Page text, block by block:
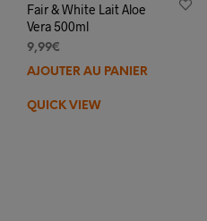
Fair & White Lait Aloe
Vera 500ml
9,99€
AJOUTER AU PANIER
QUICK VIEW